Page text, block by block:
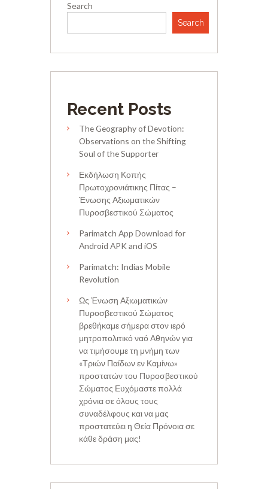
Search
Search
Recent Posts
The Geography of Devotion:
Observations on the Shifting
Soul of the Supporter
Εκδήλωση Κοπής
Πρωτοχρονιάτικης Πίτας –
Ένωσης Αξιωματικών
Πυροσβεστικού Σώματος
Parimatch App Download for
Android APK and iOS
Parimatch: Indias Mobile
Revolution
Ως Ένωση Αξιωματικών
Πυροσβεστικού Σώματος
βρεθήκαμε σήμερα στον ιερό
μητροπολιτικό ναό Αθηνών για
να τιμήσουμε τη μνήμη των
«Τριών Παίδων εν Καμίνω»
προστατών του Πυροσβεστικού
Σώματος Ευχόμαστε πολλά
χρόνια σε όλους τους
συναδέλφους και να μας
προστατεύει η Θεία Πρόνοια σε
κάθε δράση μας!